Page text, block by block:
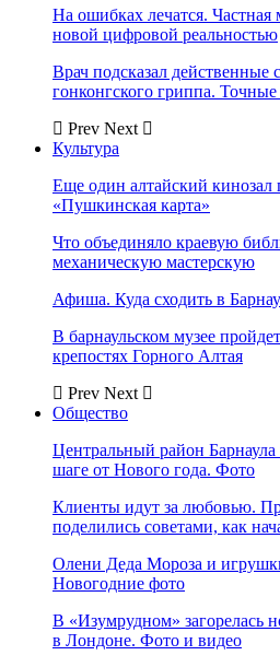
На ошибках лечатся.
новой цифровой реальностью
Врач подсказал действенные
гонконгского гриппа.
Prev Next
Культура
Еще один алтайский кинозал
«Пушкинская карта»
Что объединяло краевую
механическую мастерскую
Афиша. Куда сходить в
В барнаульском музее
крепостях Горного Алтая
Prev Next
Общество
Центральный район Барнаула
шаге от Нового года. Фото
Клиенты идут за любовью.
поделились советами, как
Олени Деда Мороза и
Новогодние фото
В «Изумрудном» загорелась
в Лондоне. Фото и видео